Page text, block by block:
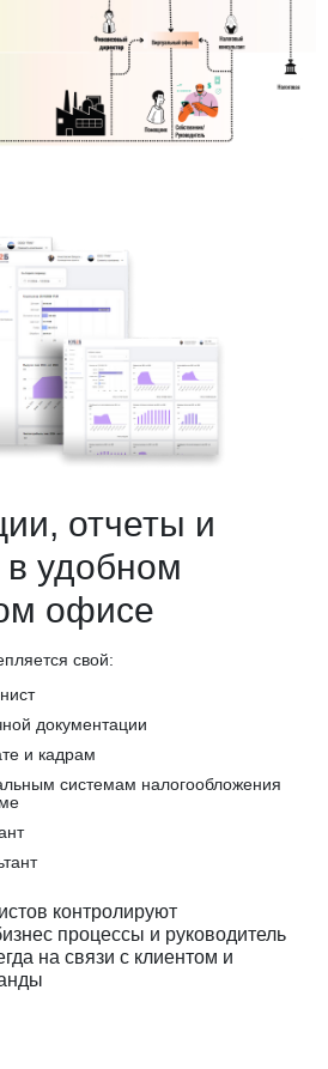
отчеты и
в удобном
офисе
свой:
документации
и кадрам
системам налогообложения
контролируют
процессы и руководитель
на связи с клиентом и